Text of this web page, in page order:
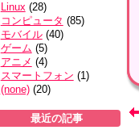
Linux (28)
コンピュータ (85)
モバイル (40)
ゲーム (5)
アニメ (4)
スマートフォン (1)
(none) (20)
最近の記事